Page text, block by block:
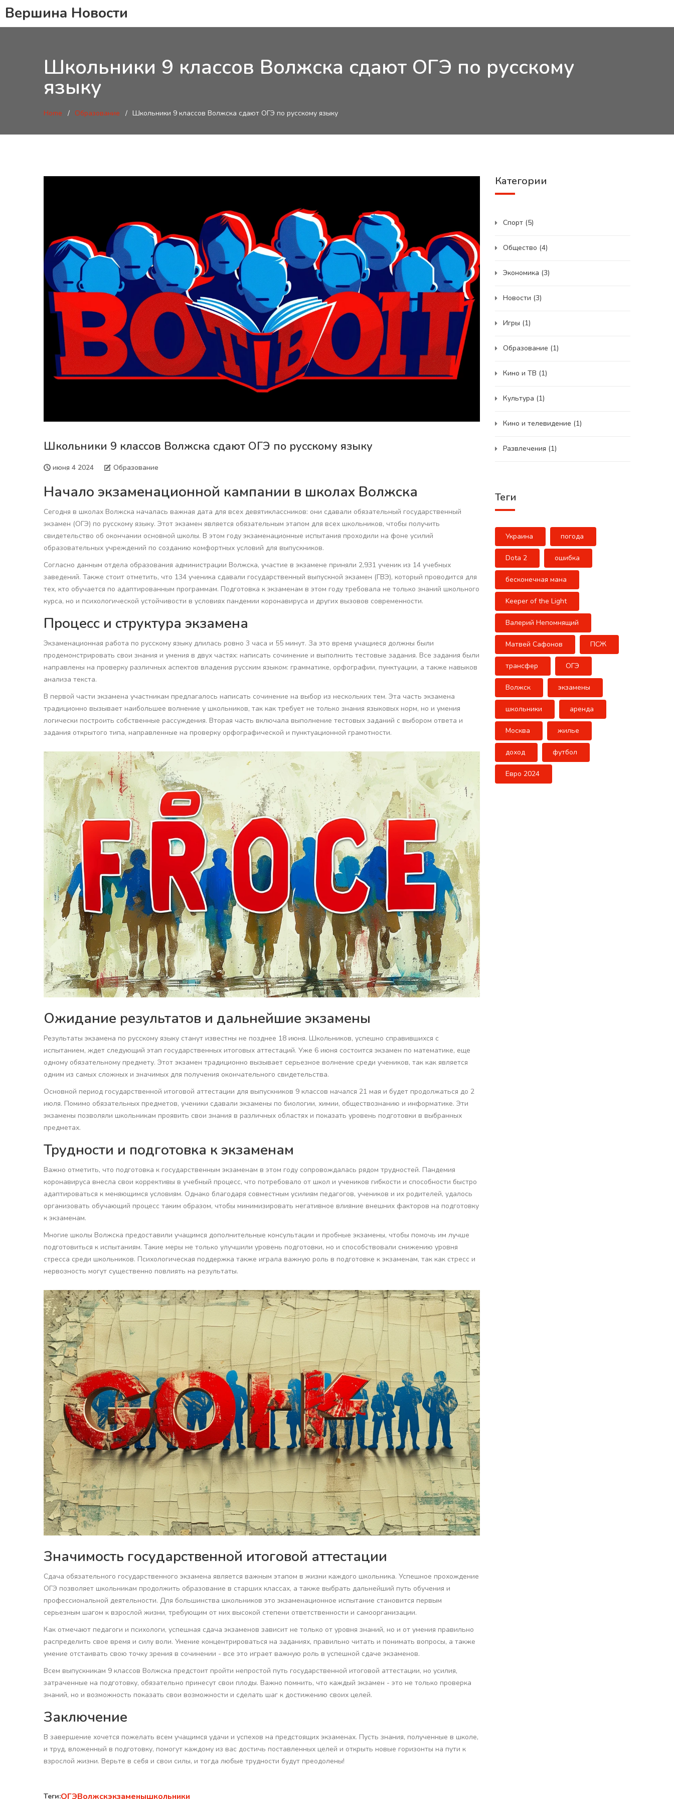
Вершина Новости
Школьники 9 классов Волжска сдают ОГЭ по русскому
языку
Home Образование Школьники 9 классов Волжска сдают ОГЭ по русскому языку
Школьники 9 классов Волжска сдают ОГЭ по русскому языку
июня 4 2024 Образование
Начало экзаменационной кампании в школах Волжска
Сегодня в школах Волжска началась важная дата для всех девятиклассников: они сдавали обязательный государственный
экзамен (ОГЭ) по русскому языку. Этот экзамен является обязательным этапом для всех школьников, чтобы получить
свидетельство об окончании основной школы. В этом году экзаменационные испытания проходили на фоне усилий
образовательных учреждений по созданию комфортных условий для выпускников.
Согласно данным отдела образования администрации Волжска, участие в экзамене приняли 2,931 ученик из 14 учебных
заведений. Также стоит отметить, что 134 ученика сдавали государственный выпускной экзамен (ГВЭ), который проводится для
тех, кто обучается по адаптированным программам. Подготовка к экзаменам в этом году требовала не только знаний школьного
курса, но и психологической устойчивости в условиях пандемии коронавируса и других вызовов современности.
Процесс и структура экзамена
Экзаменационная работа по русскому языку длилась ровно 3 часа и 55 минут. За это время учащиеся должны были
продемонстрировать свои знания и умения в двух частях: написать сочинение и выполнить тестовые задания. Все задания были
направлены на проверку различных аспектов владения русским языком: грамматике, орфографии, пунктуации, а также навыков
анализа текста.
В первой части экзамена участникам предлагалось написать сочинение на выбор из нескольких тем. Эта часть экзамена
традиционно вызывает наибольшее волнение у школьников, так как требует не только знания языковых норм, но и умения
логически построить собственные рассуждения. Вторая часть включала выполнение тестовых заданий с выбором ответа и
задания открытого типа, направленные на проверку орфографической и пунктуационной грамотности.
Ожидание результатов и дальнейшие экзамены
Результаты экзамена по русскому языку станут известны не позднее 18 июня. Школьников, успешно справившихся с
испытанием, ждет следующий этап государственных итоговых аттестаций. Уже 6 июня состоится экзамен по математике, еще
одному обязательному предмету. Этот экзамен традиционно вызывает серьезное волнение среди учеников, так как является
одним из самых сложных и значимых для получения окончательного свидетельства.
Основной период государственной итоговой аттестации для выпускников 9 классов начался 21 мая и будет продолжаться до 2
июля. Помимо обязательных предметов, ученики сдавали экзамены по биологии, химии, обществознанию и информатике. Эти
экзамены позволяли школьникам проявить свои знания в различных областях и показать уровень подготовки в выбранных
предметах.
Трудности и подготовка к экзаменам
Важно отметить, что подготовка к государственным экзаменам в этом году сопровождалась рядом трудностей. Пандемия
коронавируса внесла свои коррективы в учебный процесс, что потребовало от школ и учеников гибкости и способности быстро
адаптироваться к меняющимся условиям. Однако благодаря совместным усилиям педагогов, учеников и их родителей, удалось
организовать обучающий процесс таким образом, чтобы минимизировать негативное влияние внешних факторов на подготовку
к экзаменам.
Многие школы Волжска предоставили учащимся дополнительные консультации и пробные экзамены, чтобы помочь им лучше
подготовиться к испытаниям. Такие меры не только улучшили уровень подготовки, но и способствовали снижению уровня
стресса среди школьников. Психологическая поддержка также играла важную роль в подготовке к экзаменам, так как стресс и
нервозность могут существенно повлиять на результаты.
Значимость государственной итоговой аттестации
Сдача обязательного государственного экзамена является важным этапом в жизни каждого школьника. Успешное прохождение
ОГЭ позволяет школьникам продолжить образование в старших классах, а также выбрать дальнейший путь обучения и
профессиональной деятельности. Для большинства школьников это экзаменационное испытание становится первым
серьезным шагом к взрослой жизни, требующим от них высокой степени ответственности и самоорганизации.
Как отмечают педагоги и психологи, успешная сдача экзаменов зависит не только от уровня знаний, но и от умения правильно
распределить свое время и силу воли. Умение концентрироваться на заданиях, правильно читать и понимать вопросы, а также
умение отстаивать свою точку зрения в сочинении - все это играет важную роль в успешной сдаче экзаменов.
Всем выпускникам 9 классов Волжска предстоит пройти непростой путь государственной итоговой аттестации, но усилия,
затраченные на подготовку, обязательно принесут свои плоды. Важно помнить, что каждый экзамен - это не только проверка
знаний, но и возможность показать свои возможности и сделать шаг к достижению своих целей.
Заключение
В завершение хочется пожелать всем учащимся удачи и успехов на предстоящих экзаменах. Пусть знания, полученные в школе,
и труд, вложенный в подготовку, помогут каждому из вас достичь поставленных целей и открыть новые горизонты на пути к
взрослой жизни. Верьте в себя и свои силы, и тогда любые трудности будут преодолены!
Теги:ОГЭВолжскэкзаменышкольники
Категории
Спорт (5)
Общество (4)
Экономика (3)
Новости (3)
Игры (1)
Образование (1)
Кино и ТВ (1)
Культура (1)
Кино и телевидение (1)
Развлечения (1)
Теги
Украина погода
Dota 2 ошибка
бесконечная мана
Keeper of the Light
Валерий Непомнящий
Матвей Сафонов ПСЖ
трансфер ОГЭ
Волжск экзамены
школьники аренда
Москва жилье
доход футбол
Евро 2024